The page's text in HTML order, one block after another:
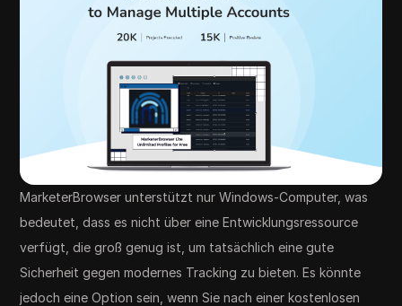
MarketerBrowser unterstützt nur Windows-Computer, was
bedeutet, dass es nicht über eine Entwicklungsressource
verfügt, die groß genug ist, um tatsächlich eine gute
Sicherheit gegen modernes Tracking zu bieten. Es könnte
jedoch eine Option sein, wenn Sie nach einer kostenlosen